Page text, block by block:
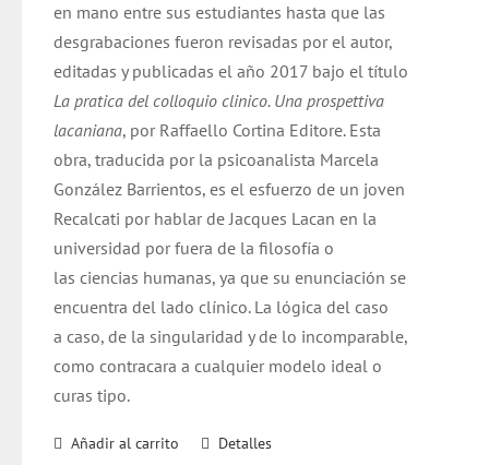
en mano entre sus estudiantes hasta que las
desgrabaciones fueron revisadas por el autor,
editadas y publicadas el año 2017 bajo el título
La pratica del colloquio clinico. Una prospettiva
lacaniana, por Raffaello Cortina Editore. Esta
obra, traducida por la psicoanalista Marcela
González Barrientos, es el esfuerzo de un joven
Recalcati por hablar de Jacques Lacan en la
universidad por fuera de la filosofía o
las ciencias humanas, ya que su enunciación se
encuentra del lado clínico. La lógica del caso
a caso, de la singularidad y de lo incomparable,
como contracara a cualquier modelo ideal o
curas tipo.
Añadir al carrito Detalles